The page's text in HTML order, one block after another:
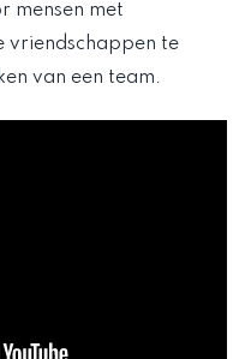
mensen met
vriendschappen te
van een team.